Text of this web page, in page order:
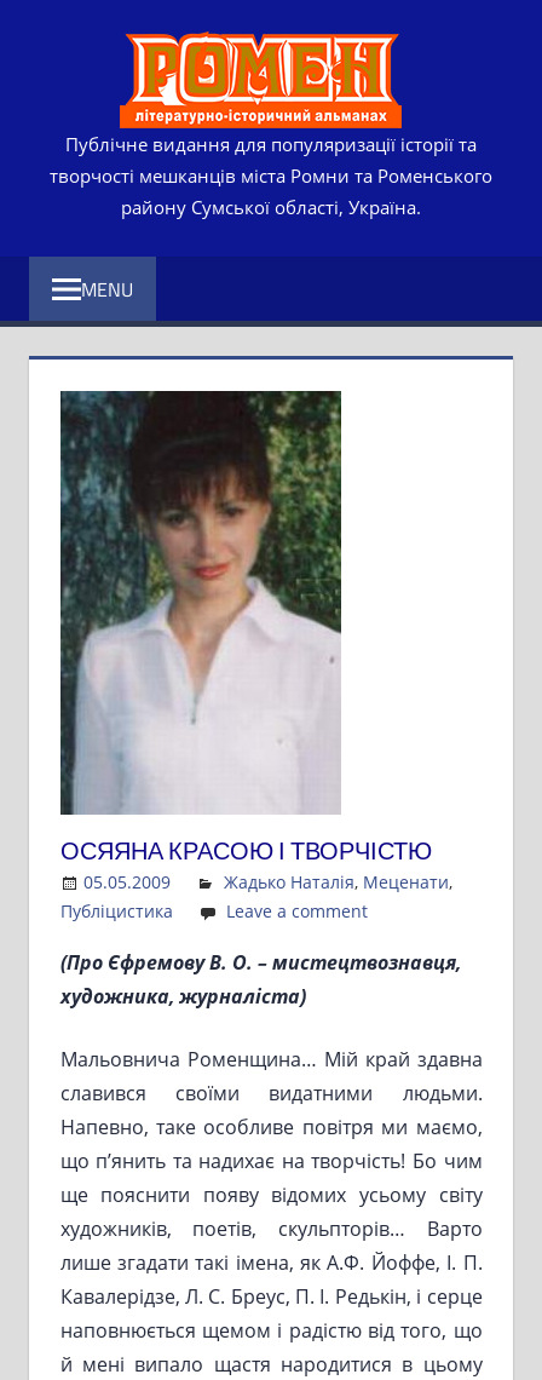
Публічне видання для популяризації історії та
творчості мешканців міста Ромни та Роменського
району Сумської області, Україна.
MENU
ОСЯЯНА КРАСОЮ І ТВОРЧІСТЮ
05.05.2009 Admin
Жадько Наталія, Меценати,
Публіцистика
Leave a comment
(Про Єфремову В. О. – мистецтвознавця,
художника, журналіста)
Мальовнича Роменщина… Мій край здавна
славився своїми видатними людьми.
Напевно, таке особливе повітря ми маємо,
що п’янить та надихає на творчість! Бо чим
ще пояснити появу відомих усьому світу
художників, поетів, скульпторів… Варто
лише згадати такі імена, як А.Ф. Йоффе, І. П.
Кавалерідзе, Л. С. Бреус, П. І. Редькін, і серце
наповнюється щемом і радістю від того, що
й мені випало щастя народитися в цьому